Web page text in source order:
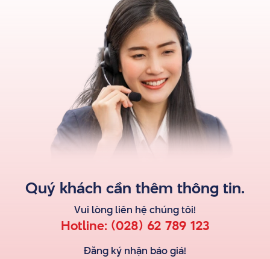
Quý khách cần thêm thông tin.
Vui lòng liên hệ chúng tôi!
Hotline: (028) 62 789 123
Đăng ký nhận báo giá!